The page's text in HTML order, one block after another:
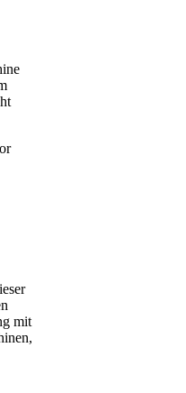
mit